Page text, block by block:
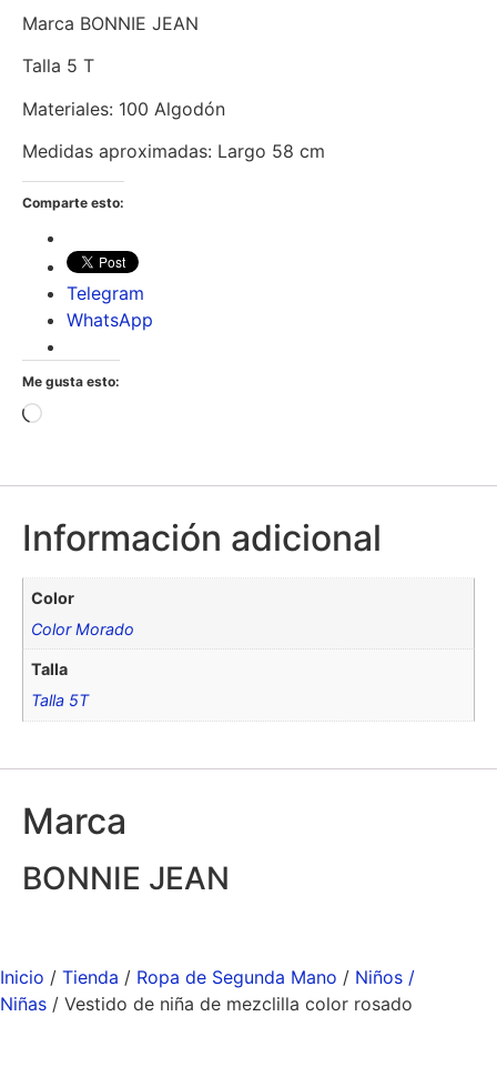
Marca BONNIE JEAN
Talla 5 T
Materiales: 100 Algodón
Medidas aproximadas: Largo 58 cm
Comparte esto:
Telegram
WhatsApp
Me gusta esto:
Información adicional
Color
Color Morado
Talla
Talla 5T
Marca
BONNIE JEAN
Inicio / Tienda / Ropa de Segunda Mano / Niños /
Niñas / Vestido de niña de mezclilla color rosado